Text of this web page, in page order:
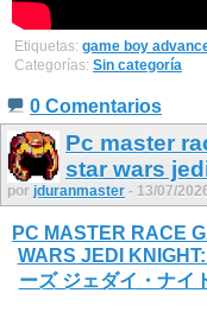
Etiquetas: game boy
Categorías: Sin categoría
0 Comentarios
Pc master
star wars
por jduranmaster - 13/07/
PC MASTER RACE
WARS JEDI
ーズ ジェダイ・ナイ